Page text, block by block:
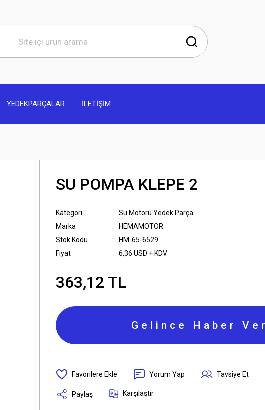
YEDEKPARÇALAR İLETİŞİM
SU POMPA KLEPE 2
Kategori
Su Motoru Yedek Parça
Marka
HEMAMOTOR
Stok Kodu
HM-65-6529
Fiyat
6,36 USD + KDV
363,12 TL
Gelince Haber Ver
Yorum Yap Tavsiye Et
Paylaş Karşılaştır